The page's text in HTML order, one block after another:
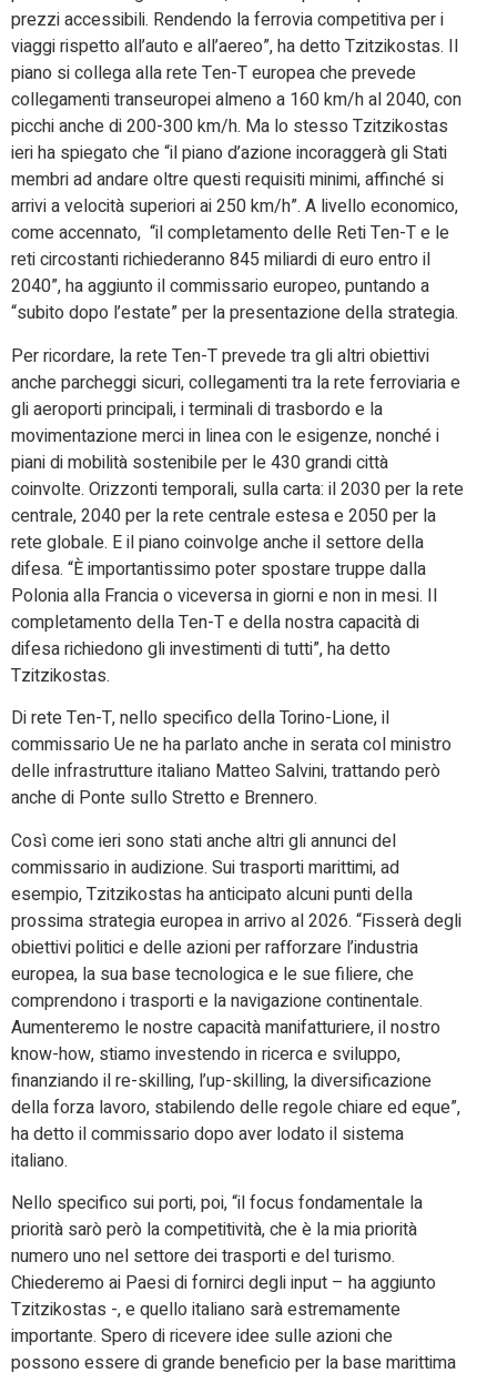
prezzi accessibili. Rendendo la ferrovia competitiva per i
viaggi rispetto all’auto e all’aereo”, ha detto Tzitzikostas. Il
piano si collega alla rete Ten-T europea che prevede
collegamenti transeuropei almeno a 160 km/h al 2040, con
picchi anche di 200-300 km/h. Ma lo stesso Tzitzikostas
ieri ha spiegato che “il piano d’azione incoraggerà gli Stati
membri ad andare oltre questi requisiti minimi, affinché si
arrivi a velocità superiori ai 250 km/h”. A livello economico,
come accennato, “il completamento delle Reti Ten-T e le
reti circostanti richiederanno 845 miliardi di euro entro il
2040”, ha aggiunto il commissario europeo, puntando a
“subito dopo l’estate” per la presentazione della strategia.
Per ricordare, la rete Ten-T prevede tra gli altri obiettivi
anche parcheggi sicuri, collegamenti tra la rete ferroviaria e
gli aeroporti principali, i terminali di trasbordo e la
movimentazione merci in linea con le esigenze, nonché i
piani di mobilità sostenibile per le 430 grandi città
coinvolte. Orizzonti temporali, sulla carta: il 2030 per la rete
centrale, 2040 per la rete centrale estesa e 2050 per la
rete globale. E il piano coinvolge anche il settore della
difesa. “È importantissimo poter spostare truppe dalla
Polonia alla Francia o viceversa in giorni e non in mesi. Il
completamento della Ten-T e della nostra capacità di
difesa richiedono gli investimenti di tutti”, ha detto
Tzitzikostas.
Di rete Ten-T, nello specifico della Torino-Lione, il
commissario Ue ne ha parlato anche in serata col ministro
delle infrastrutture italiano Matteo Salvini, trattando però
anche di Ponte sullo Stretto e Brennero.
Così come ieri sono stati anche altri gli annunci del
commissario in audizione. Sui trasporti marittimi, ad
esempio, Tzitzikostas ha anticipato alcuni punti della
prossima strategia europea in arrivo al 2026. “Fisserà degli
obiettivi politici e delle azioni per rafforzare l’industria
europea, la sua base tecnologica e le sue filiere, che
comprendono i trasporti e la navigazione continentale.
Aumenteremo le nostre capacità manifatturiere, il nostro
know-how, stiamo investendo in ricerca e sviluppo,
finanziando il re-skilling, l’up-skilling, la diversificazione
della forza lavoro, stabilendo delle regole chiare ed eque”,
ha detto il commissario dopo aver lodato il sistema
italiano.
Nello specifico sui porti, poi, “il focus fondamentale la
priorità sarò però la competitività, che è la mia priorità
numero uno nel settore dei trasporti e del turismo.
Chiederemo ai Paesi di fornirci degli input – ha aggiunto
Tzitzikostas -, e quello italiano sarà estremamente
importante. Spero di ricevere idee sulle azioni che
possono essere di grande beneficio per la base marittima